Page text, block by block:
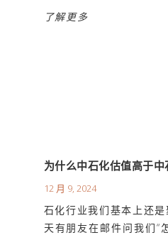
了解更多
为什么中石化估值高于中
12 月 9, 2024
石化行业我们基本上还是
天有朋友在邮件问我们“